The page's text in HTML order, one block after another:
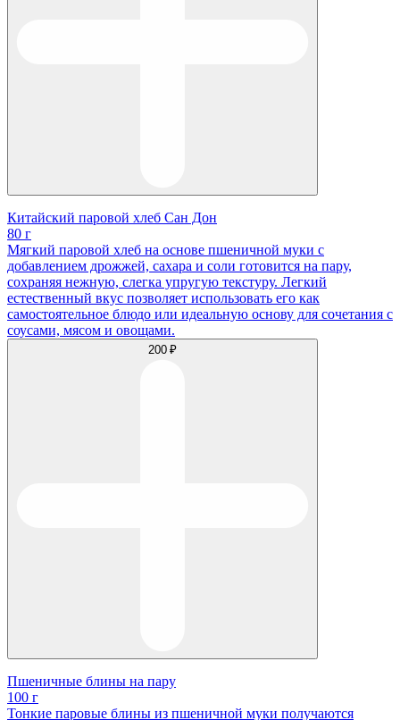
Китайский паровой хлеб Сан Дон
80 г
Мягкий паровой хлеб на основе пшеничной муки с
добавлением дрожжей, сахара и соли готовится на пару,
сохраняя нежную, слегка упругую текстуру. Легкий
естественный вкус позволяет использовать его как
самостоятельное блюдо или идеальную основу для сочетания с
соусами, мясом и овощами.
200 ₽
Пшеничные блины на пару
100 г
Тонкие паровые блины из пшеничной муки получаются